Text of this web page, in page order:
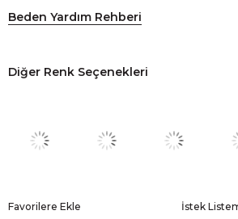
Beden Yardım Rehberi
Diğer Renk Seçenekleri
Favorilere Ekle
İstek